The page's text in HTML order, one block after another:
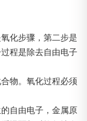
化步骤，第二步是
程是除去自由电子
物。氧化过程必须
自由电子，金属原